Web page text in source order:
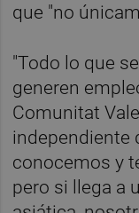
que "no
"Todo lo que
generen
Comunitat
independiente
conocemos y
pero si llega a